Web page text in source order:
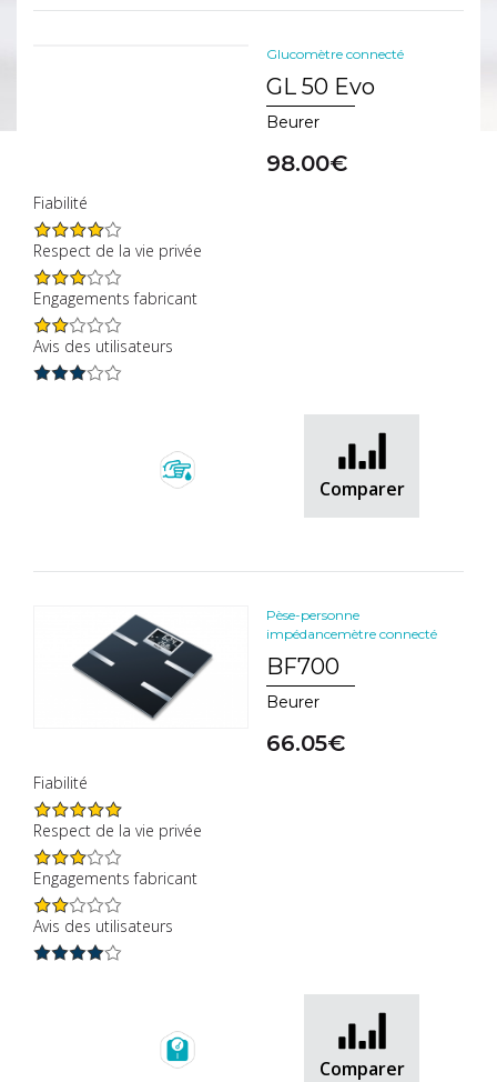
fabriquant
des
filter
Glucomètre connecté
GL 50 Evo
Beurer
98.00€
Fiabilité
Respect de la vie privée
Engagements fabricant
Avis des utilisateurs
Comparer
Pèse-personne
impédancemètre connecté
BF700
Beurer
66.05€
Fiabilité
Respect de la vie privée
Engagements fabricant
Avis des utilisateurs
Comparer